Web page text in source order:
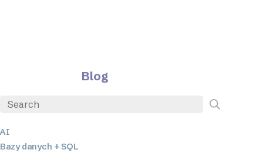
Blog
AI
Bazy danych + SQL